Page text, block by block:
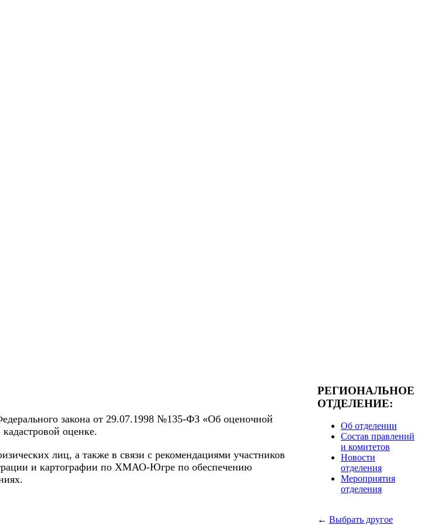
закона от 29.07.1998 №135-ФЗ «Об оценочной
оценке.
лиц, а также в связи с рекомендациями участников
и картографии по ХМАО-Югре по обеспечению
РЕГИОНАЛЬНОЕ
ОТДЕЛЕНИЕ:
Об отделении
Состав правлений
и комитетов
Новости
отделения
Мероприятия
отделения
← Выбрать другое